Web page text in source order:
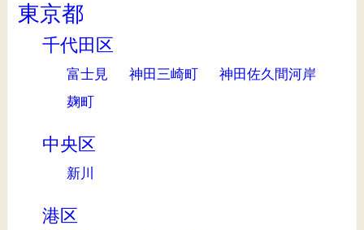
東京都
千代田区
富士見 神田三崎町
神田佐久間河岸
麹町
中央区
新川
港区